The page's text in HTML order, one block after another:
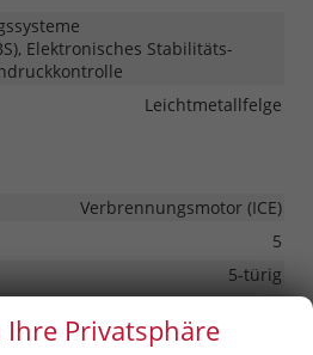
Elektronisches Stabilitäts-
Leichtmetallfelge
Verbrennungsmotor (ICE)
5
5-türig
vorhanden
Privatsphäre